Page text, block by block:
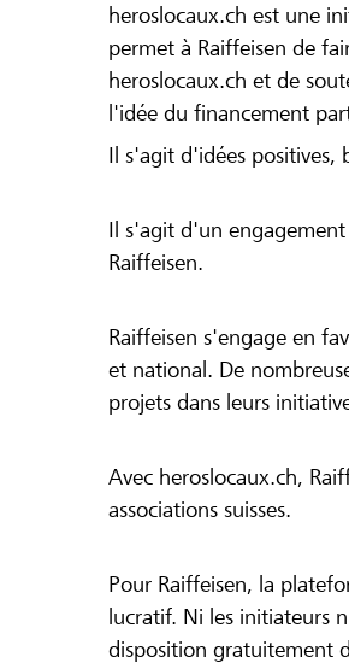
heroslocaux.ch est une
permet à Raiffeisen de
heroslocaux.ch et de
l'idée du financement
Il s'agit d'idées positives,
Il s'agit d'un engagement
Raiffeisen.
Raiffeisen s'engage en
et national. De
projets dans leurs
Avec heroslocaux.ch,
associations suisses.
Pour Raiffeisen, la
lucratif. Ni les initiateurs
disposition gratuitement